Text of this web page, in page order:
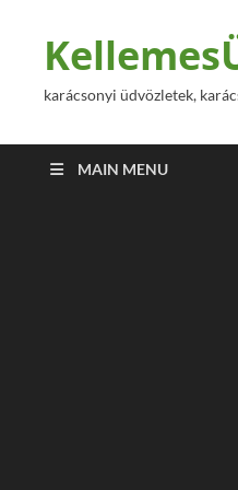
karácsonyi üdvözletek,
MAIN MENU